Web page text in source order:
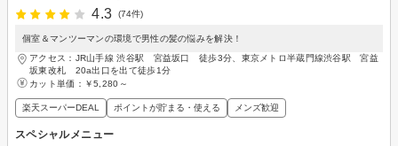
4.3
(74件)
個室＆マンツーマンの環境で男性の髪の悩みを解決！
アクセス：JR山手線 渋谷駅 宮益坂口 徒歩3分、東京メトロ半蔵門線渋谷駅 宮益
坂東改札 20a出口を出て徒歩1分
カット単価： ￥5,280～
楽天スーパーDEAL ポイントが貯まる・使える メンズ歓迎
スペシャルメニュー